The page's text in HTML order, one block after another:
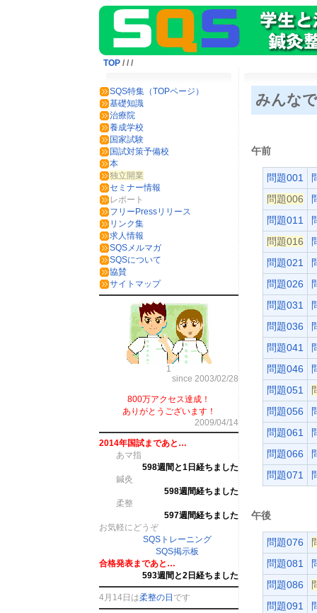
TOP / / /
SQS特集（TOPページ）
基礎知識
治療院
養成学校
国家試験
国試対策予備校
本
独立開業
セミナー情報
レポート
フリーPressリリース
リンク集
求人情報
SQSメルマガ
SQSについて
協賛
サイトマップ
1
since 2003/02/28
800万アクセス達成！
ありがとうございます！
2009/04/14
2014年国試まであと…
あマ指
598週間と1日経ちました
鍼灸
598週間経ちました
柔整
597週間経ちました
お気軽にどうぞ
SQSトレーニング
SQS掲示板
合格発表まであと…
593週間と2日経ちました
4月14日は柔整の日 です
みんな
午前
問題001
問題006
問題011
問題016
問題021
問題026
問題031
問題036
問題041
問題046
問題051
問題056
問題061
問題066
問題071
午後
問題076
問題081
問題086
問題091